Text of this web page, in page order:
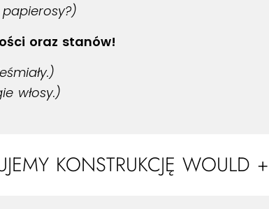
papierosy?)
oraz stanów!
włosy.)
KONSTRUKCJĘ WOULD